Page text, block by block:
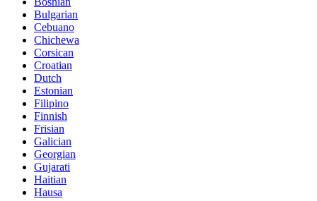
Bulgarian
Cebuano
Chichewa
Corsican
Croatian
Dutch
Estonian
Filipino
Finnish
Frisian
Galician
Georgian
Gujarati
Haitian
Hausa